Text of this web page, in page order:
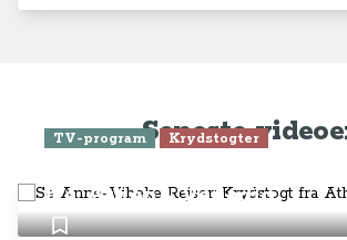
Seneste
TV-program Krydstogter
fra Athen - Venedig